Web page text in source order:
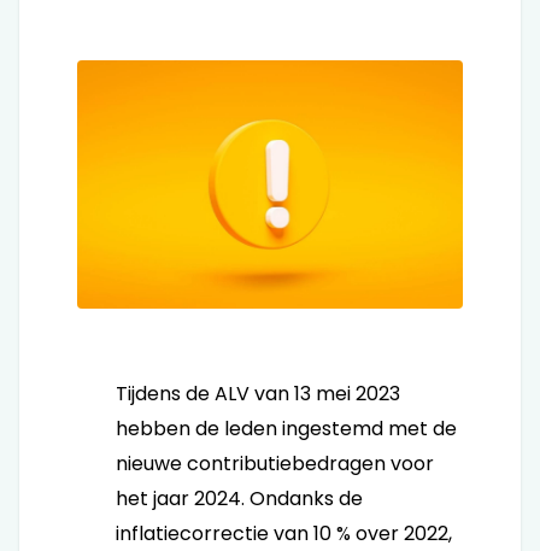
Tijdens de ALV van 13 mei 2023
hebben de leden ingestemd met de
nieuwe contributiebedragen voor
het jaar 2024. Ondanks de
inflatiecorrectie van 10 % over 2022,